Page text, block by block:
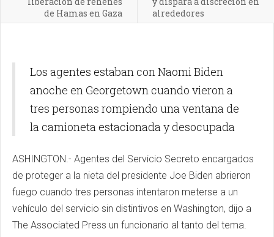
de Hamas en Gaza
alrededores
Los agentes estaban con Naomi Biden
anoche en Georgetown cuando vieron a
tres personas rompiendo una ventana de
la camioneta estacionada y desocupada
ASHINGTON.- Agentes del Servicio Secreto encargados
de proteger a la nieta del presidente Joe Biden abrieron
fuego cuando tres personas intentaron meterse a un
vehículo del servicio sin distintivos en Washington, dijo a
The Associated Press un funcionario al tanto del tema.